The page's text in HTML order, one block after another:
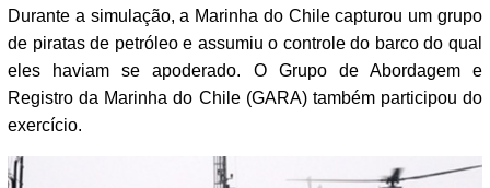
Durante a simulação, a Marinha do Chile capturou um grupo
de piratas de petróleo e assumiu o controle do barco do qual
eles haviam se apoderado. O Grupo de Abordagem e
Registro da Marinha do Chile (GARA) também participou do
exercício.